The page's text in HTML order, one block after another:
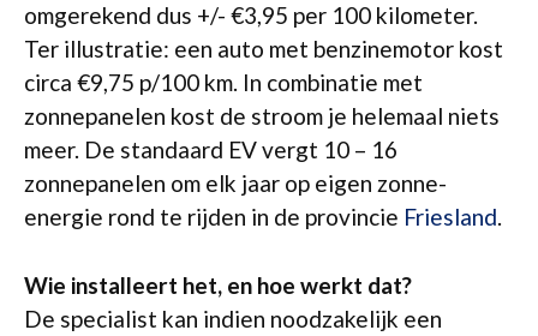
omgerekend dus +/- €3,95 per 100 kilometer.
Ter illustratie: een auto met benzinemotor kost
circa €9,75 p/100 km. In combinatie met
zonnepanelen kost de stroom je helemaal niets
meer. De standaard EV vergt 10 – 16
zonnepanelen om elk jaar op eigen zonne-
energie rond te rijden in de provincie Friesland.
Wie installeert het, en hoe werkt dat?
De specialist kan indien noodzakelijk een